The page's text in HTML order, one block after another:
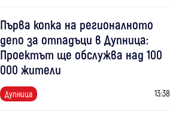
Първа копка на регионалното
депо за отпадъци в Дупница:
Проектът ще обслужва над 100
000 жители
Дупница 13:38